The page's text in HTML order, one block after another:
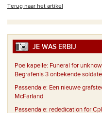
Terug naar het artikel
JE WAS ERBIJ
Poelkapelle: Funeral for
Begrafenis 3 onbekende
Passendale: Een nieuwe
McFarland
Passendale: rededication for